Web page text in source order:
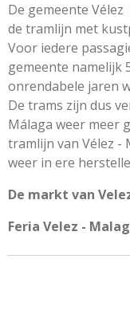
De gemeente
de tramlijn met
Voor iedere
gemeente namelijk
onrendabele jaren
De trams zijn dus
Málaga weer meer
tramlijn van Vélez -
weer in ere
De markt van
Feria Velez -